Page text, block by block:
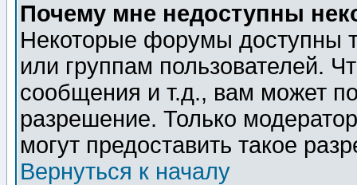
Почему мне недоступны
Некоторые форумы доступны
или группам пользователей.
сообщения и т.д., вам может
разрешение. Только
могут предоставить такое
Вернуться к началу